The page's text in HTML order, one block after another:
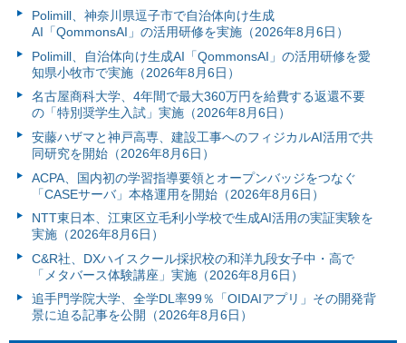
Polimill、神奈川県逗子市で自治体向け生成
AI「QommonsAI」の活用研修を実施（2026年8月6日）
Polimill、自治体向け生成AI「QommonsAI」の活用研修を愛
知県小牧市で実施（2026年8月6日）
名古屋商科大学、4年間で最大360万円を給費する返還不要
の「特別奨学生入試」実施（2026年8月6日）
安藤ハザマと神戸高専、建設工事へのフィジカルAI活用で共
同研究を開始（2026年8月6日）
ACPA、国内初の学習指導要領とオープンバッジをつなぐ
「CASEサーバ」本格運用を開始（2026年8月6日）
NTT東日本、江東区立毛利小学校で生成AI活用の実証実験を
実施（2026年8月6日）
C&R社、DXハイスクール採択校の和洋九段女子中・高で
「メタバース体験講座」実施（2026年8月6日）
追手門学院大学、全学DL率99％「OIDAIアプリ」その開発背
景に迫る記事を公開（2026年8月6日）